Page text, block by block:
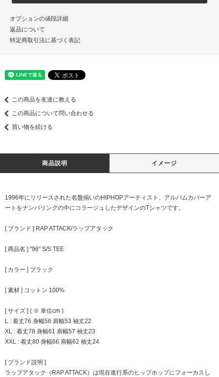
オプションの値段詳細
返品について
特定商取引法に基づく表記
この商品を友達に教える
この商品について問い合わせる
買い物を続ける
商品説明 イメージ
1996年にリリースされた名盤揃いのHIPHOPアーティスト、アルバムカバーア
ートをナンバリングの中にコラージュしたデザインのTシャツです。
[ ブランド ] RAP ATTACK/ラップアタック
[ 商品名 ] "96" S/S TEE
[ カラー ] ブラック
[ 素材 ] コットン 100%
[ サイズ ] ( ※ 単位cm )
L : 着丈76 身幅56 肩幅53 袖丈22
XL : 着丈78 身幅61 肩幅57 袖丈23
XXL : 着丈80 身幅66 肩幅62 袖丈24
[ ブランド説明 ]
ラップアタック（RAP ATTACK）は現在進行系のヒップホップにフォーカスし